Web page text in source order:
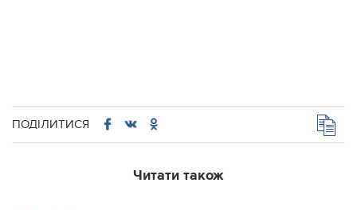
ПОДІЛИТИСЯ
Читати також